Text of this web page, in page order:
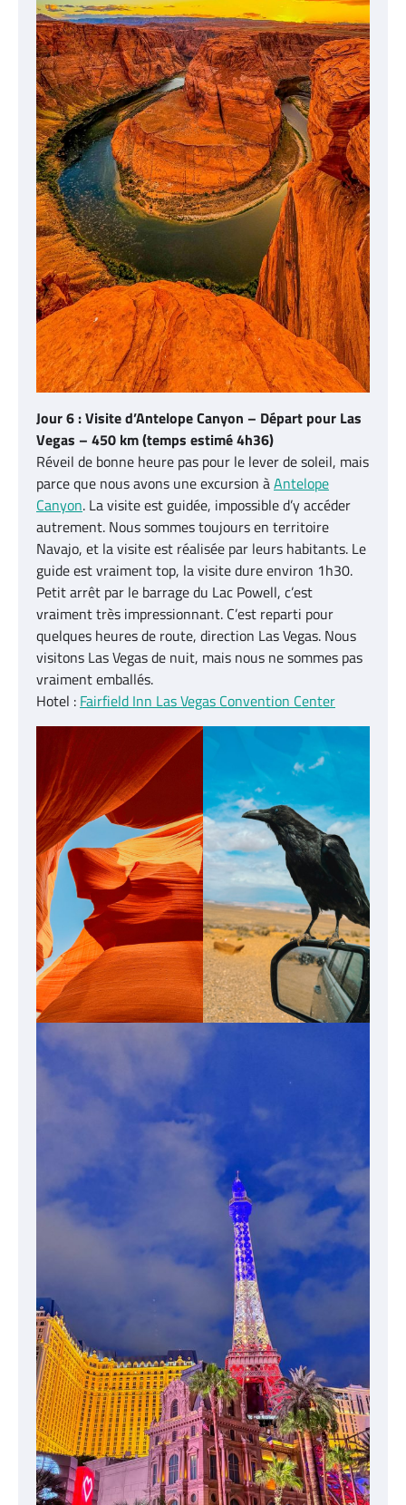
Jour 6 : Visite d’Antelope Canyon – Départ pour Las
Vegas – 450 km (temps estimé 4h36)
Réveil de bonne heure pas pour le lever de soleil, mais
parce que nous avons une excursion àAntelope
Canyon. La visite est guidée, impossible d’y accéder
autrement. Nous sommes toujours en territoire
Navajo, et la visite est réalisée par leurs habitants. Le
guide est vraiment top, la visite dure environ 1h30.
Petit arrêt par le barrage du Lac Powell, c’est
vraiment très impressionnant. C’est reparti pour
quelques heures de route, direction Las Vegas. Nous
visitons Las Vegas de nuit, mais nous ne sommes pas
vraiment emballés.
Hotel : Fairfield Inn Las Vegas Convention Center